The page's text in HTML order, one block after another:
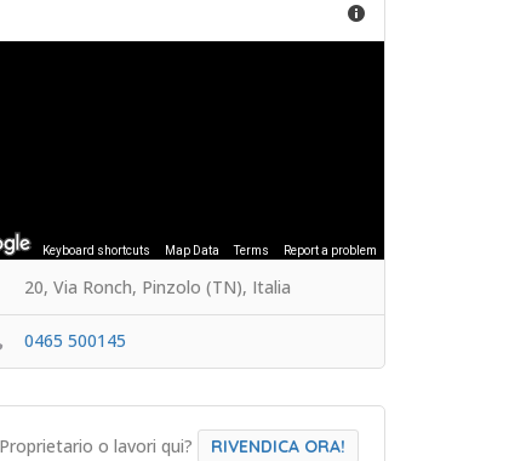
Keyboard shortcuts Map Data Terms Report a problem
20, Via Ronch, Pinzolo (TN), Italia
0465 500145
Proprietario o lavori qui? RIVENDICA ORA!